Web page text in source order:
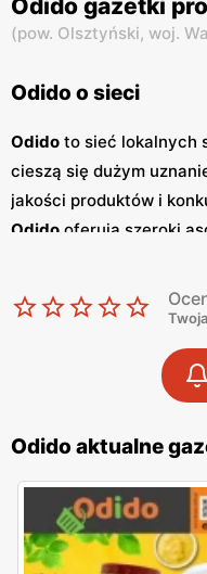
Odido gazetki
(pow. Olsztyński, woj.
Odido o sieci
Odido to sieć lokalnych
cieszą się dużym
jakości produktów i
Odido oferują szeroki
w tym świeże owoce i
produkty codziennego
produktów pochodzi od
dodatkowo podkreśla
kluczowych elementów
regularnie wydawane
się co dwa tygodnie.
na
oszczędzanie podczas
gazetkom, klienci mogą
okazje i planować
Odido aktualne